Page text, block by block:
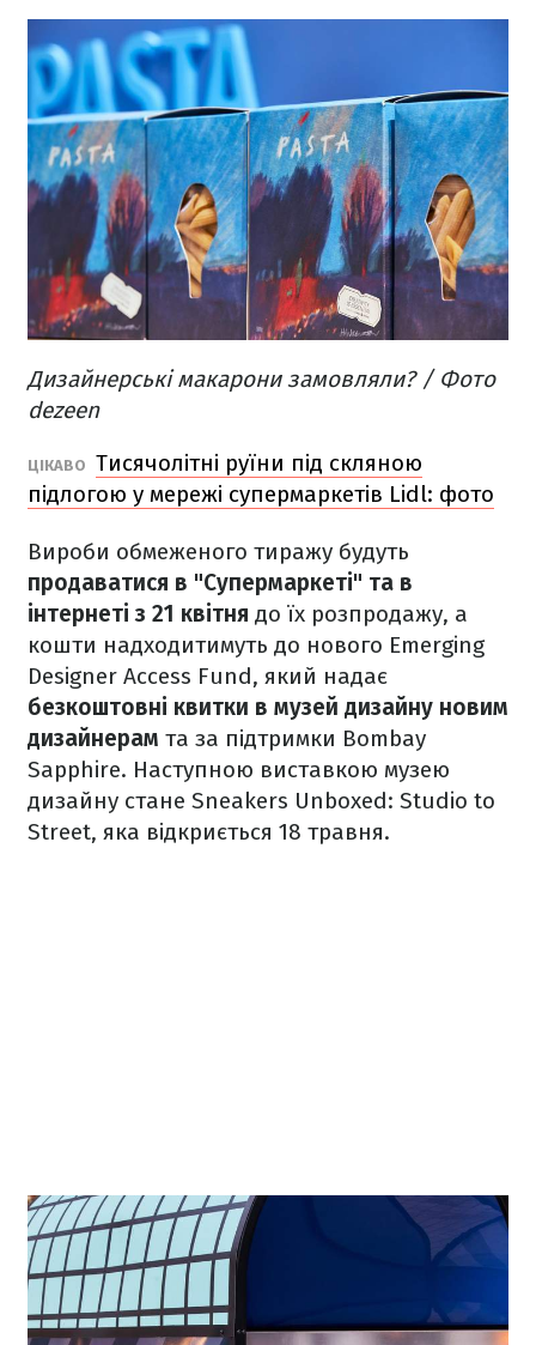
Дизайнерські макарони замовляли? / Фото
dezeen
ЦІКАВО Тисячолітні руїни під скляною
підлогою у мережі супермаркетів Lidl: фото
Вироби обмеженого тиражу будуть
продаватися в "Супермаркеті" та в
інтернеті з 21 квітня до їх розпродажу, а
кошти надходитимуть до нового Emerging
Designer Access Fund, який надає
безкоштовні квитки в музей дизайну новим
дизайнерам та за підтримки Bombay
Sapphire. Наступною виставкою музею
дизайну стане Sneakers Unboxed: Studio to
Street, яка відкриється 18 травня.